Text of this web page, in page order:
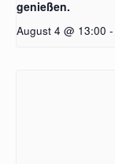
genießen.
August 4 @ 13:00 -